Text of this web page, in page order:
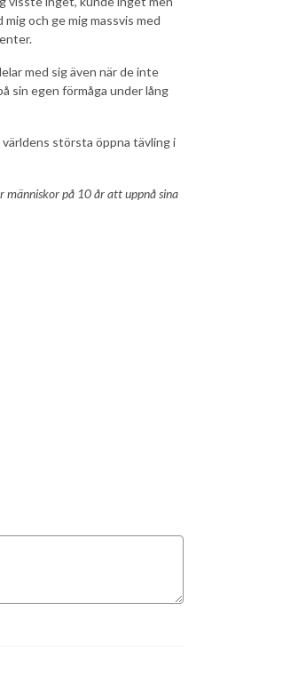
och ge mig massvis med
med sig även när de inte
sin egen förmåga under lång
största öppna tävling i
människor på 10 år att uppnå sina